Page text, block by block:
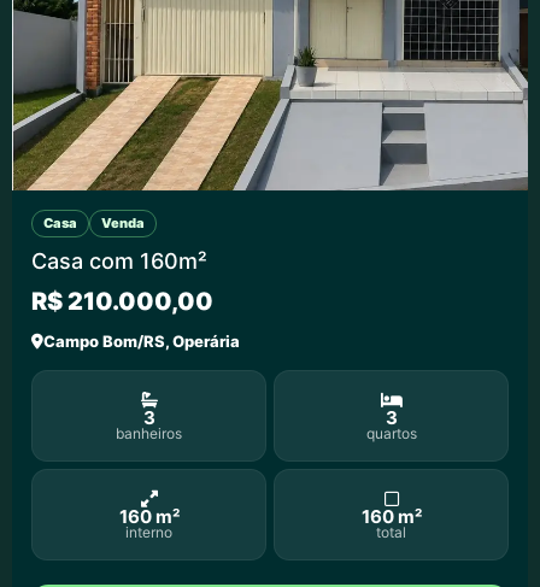
Casa Venda
Casa com 160m²
R$ 210.000,00
Campo Bom/RS, Operária
3
banheiros
3
quartos
160 m²
interno
160 m²
total